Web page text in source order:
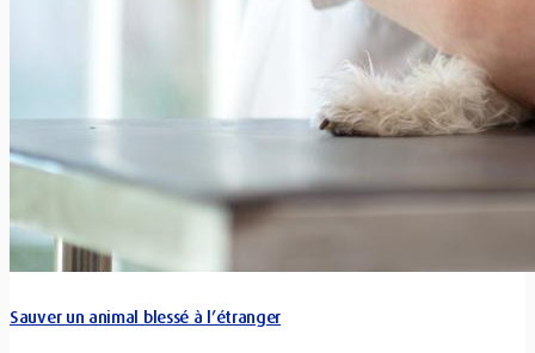
Sauver un animal blessé à l’étranger